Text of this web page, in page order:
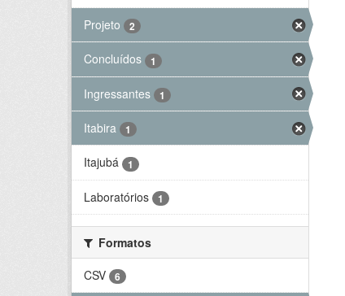
Projeto 2
Concluídos 1
Ingressantes 1
Itabira 1
Itajubá 1
Laboratórios 1
Formatos
CSV
6